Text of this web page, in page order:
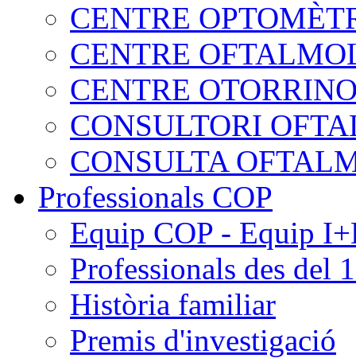
CENTRE
CENTRE
CENTRE
CONSULTORI
CONSULTA
Professionals COP
Equip COP - Equip
Professionals des del
Història familiar
Premis d'investigació